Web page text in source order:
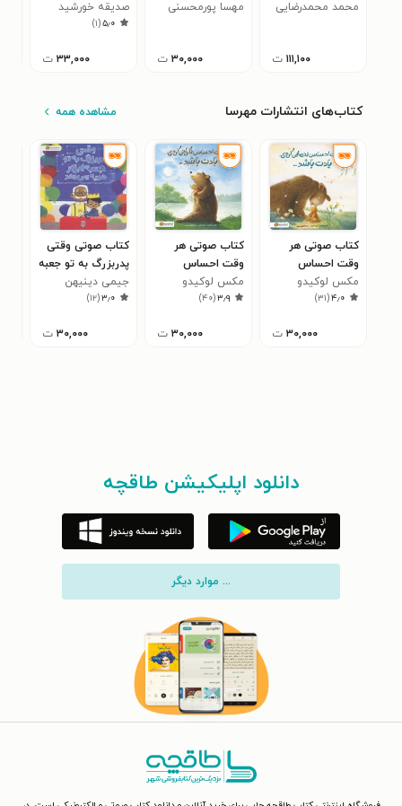
محمد محمدرضایی
۱۱۱,۱۰۰ ت
برای والدین
مهسا پورمحسنی
۳۰,۰۰۰ ت
رویکردی تعاملی
صدیقه خورشید
۵٫۰(۱)
۳۳,۰۰۰ ت
کتاب‌های انتشارات مهرسا مشاهده همه
کتاب صوتی هر
وقت احساس
تنهایی کردی یادت
باشد ...
مکس لوکیدو
۴٫۰(۳۱)
۳۰,۰۰۰ ت
کتاب صوتی هر
وقت احساس
نگرانی کردی یادت
باشد ...
مکس لوکیدو
۳٫۹(۴۰)
۳۰,۰۰۰ ت
کتاب صوتی وقتی
پدربزرگ به تو جعبه
ابزار هدیه می دهد
جیمی دینیهن
۳٫۰(۱۲)
۳۰,۰۰۰ ت
دانلود اپلیکیشن طاقچه
... موارد دیگر